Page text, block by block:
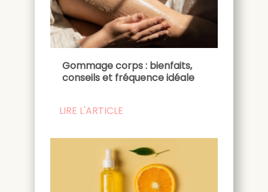
Gommage corps : bienfaits,
conseils et fréquence idéale
LIRE L'ARTICLE